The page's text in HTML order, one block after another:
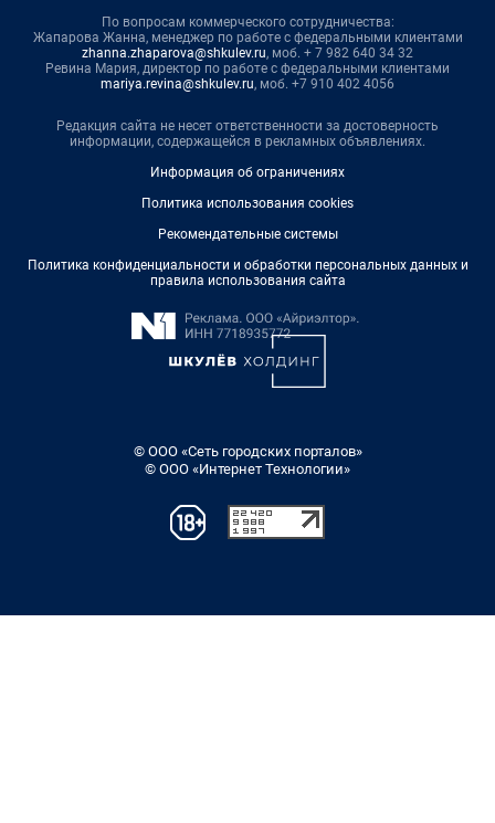
По вопросам коммерческого сотрудничества:
Жапарова Жанна, менеджер по работе с федеральными клиентами
zhanna.zhaparova@shkulev.ru, моб. + 7 982 640 34 32
Ревина Мария, директор по работе с федеральными клиентами
mariya.revina@shkulev.ru, моб. +7 910 402 4056
Редакция сайта не несет ответственности за достоверность
информации, содержащейся в рекламных объявлениях.
Информация об ограничениях
Политика использования cookies
Рекомендательные системы
Политика конфиденциальности и обработки персональных данных и
правила использования сайта
© ООО «Сеть городских порталов»
© ООО «Интернет Технологии»